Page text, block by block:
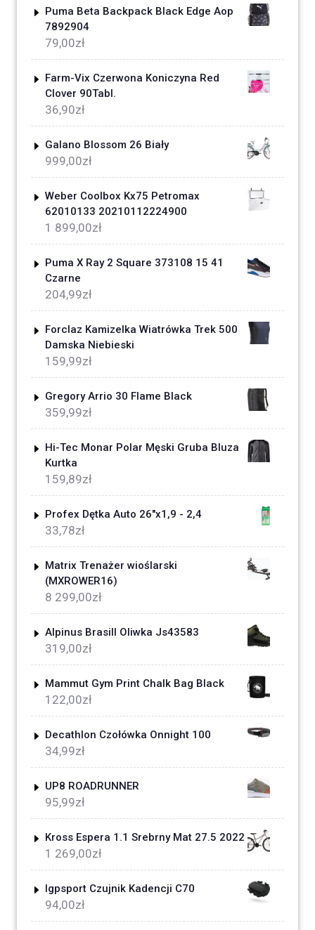
Puma Beta Backpack Black Edge Aop
7892904
79,00zł
Farm-Vix Czerwona Koniczyna Red
Clover 90Tabl.
36,90zł
Galano Blossom 26 Biały
999,00zł
Weber Coolbox Kx75 Petromax
62010133 20210112224900
1 899,00zł
Puma X Ray 2 Square 373108 15 41
Czarne
204,99zł
Forclaz Kamizelka Wiatrówka Trek 500
Damska Niebieski
159,99zł
Gregory Arrio 30 Flame Black
359,99zł
Hi-Tec Monar Polar Męski Gruba Bluza
Kurtka
159,89zł
Profex Dętka Auto 26"x1,9 - 2,4
33,78zł
Matrix Trenażer wioślarski
(MXROWER16)
8 299,00zł
Alpinus Brasill Oliwka Js43583
319,00zł
Mammut Gym Print Chalk Bag Black
122,00zł
Decathlon Czołówka Onnight 100
34,99zł
UP8 ROADRUNNER
95,99zł
Kross Espera 1.1 Srebrny Mat 27.5 2022
1 269,00zł
Igpsport Czujnik Kadencji C70
94,00zł